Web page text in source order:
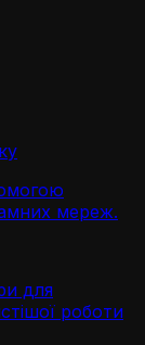
мереж.
для
роботи